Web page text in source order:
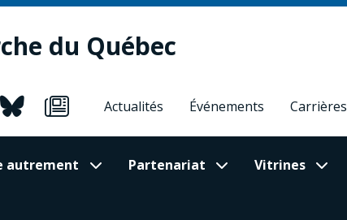
du Québec
Actualités Événements Carrières
autrement Partenariat Vitrines